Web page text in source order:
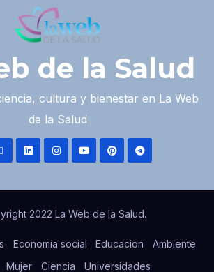
de la Salud
cultura y bienestar en La Web
de la Salud
2022 La Web de la Salud.
Economía social Educacion
Ambiente
Mujer Ciencia Universidades